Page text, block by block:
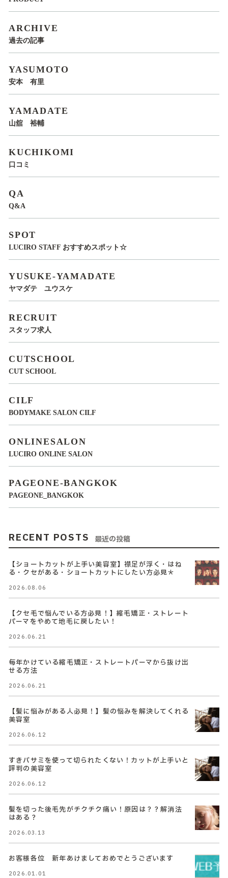
ARCHIVE
過去の記事
YASUMOTO
安本 有里
YAMADATE
山舘 裕輔
KUCHIKOMI
口コミ
QA
Q&A
SPOT
LUCIRO STAFF おすすめスポット☆
YUSUKE-YAMADATE
ヤマダテ ユウスケ
RECRUIT
スタッフ求人
CUTSCHOOL
CUT SCHOOL
CILF
BODYMAKE SALON CILF
ONLINESALON
LUCIRO ONLINE SALON
PAGEONE-BANGKOK
PAGEONE_BANGKOK
RECENT POSTS 最近の投稿
【ショートカットが上手い美容室】襟足が浮く・はね
る・クセがある・ショートカットにしたい方必見＊
2026.08.06
【クセ毛で悩んでいる方必見！】縮毛矯正・ストレート
パーマをやめて地毛に戻したい！
2026.06.21
毎年かけている縮毛矯正・ストレートパーマから抜け出
せる方法
2026.06.21
【髪に悩みがある人必見！】髪の悩みを解決してくれる
美容室
2026.06.12
すきバサミを使って切られたくない！カットが上手いと
評判の美容室
2026.06.12
髪を切った後毛先がチクチク痛い！原因は？？解消法
はある？
2026.03.13
お客様各位 新年あけましておめでとうございます
2026.01.01